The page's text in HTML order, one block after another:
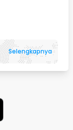
Selengkapnya